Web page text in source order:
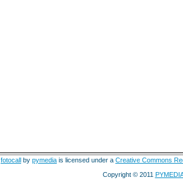
fotocall by pymedia is licensed under a Creative Commons
Copyright © 2011